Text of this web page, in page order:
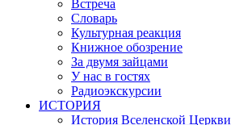
Встреча
Словарь
Культурная реакция
Книжное обозрение
За двумя зайцами
У нас в гостях
Радиоэкскурсии
ИСТОРИЯ
История Вселенской Церкви